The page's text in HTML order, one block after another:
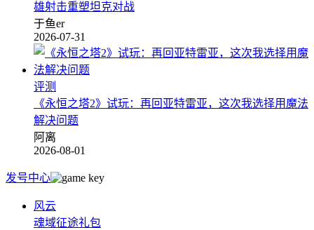
雄射击重塑坦克对战
于鱼er
2026-07-31
评测
《永恒之塔2》试玩：再回亚特雷亚，这次我选择用魔法
解决问题
阿离
2026-08-01
发号中心
风云
魂域征途礼包